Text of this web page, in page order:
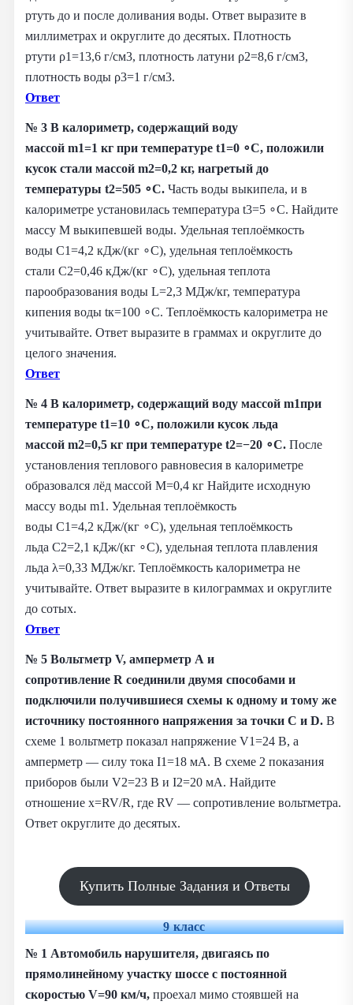
ртуть до и после доливания воды. Ответ выразите в
миллиметрах и округлите до десятых. Плотность
ртути ρ1=13,6 г/см3, плотность латуни ρ2=8,6 г/см3,
плотность воды ρ3=1 г/см3.
Ответ
№ 3 В калориметр, содержащий воду
массой m1=1 кг при температуре t1=0 ∘C, положили
кусок стали массой m2=0,2 кг, нагретый до
температуры t2=505 ∘C. Часть воды выкипела, и в
калориметре установилась температура t3=5 ∘C. Найдите
массу M выкипевшей воды. Удельная теплоёмкость
воды C1=4,2 кДж/(кг ∘С), удельная теплоёмкость
стали C2=0,46 кДж/(кг ∘С), удельная теплота
парообразования воды L=2,3 МДж/кг, температура
кипения воды tк=100 ∘C. Теплоёмкость калориметра не
учитывайте. Ответ выразите в граммах и округлите до
целого значения.
Ответ
№ 4 В калориметр, содержащий воду массой m1при
температуре t1=10 ∘C, положили кусок льда
массой m2=0,5 кг при температуре t2=−20 ∘C. После
установления теплового равновесия в калориметре
образовался лёд массой M=0,4 кг Найдите исходную
массу воды m1. Удельная теплоёмкость
воды C1=4,2 кДж/(кг ∘С), удельная теплоёмкость
льда C2=2,1 кДж/(кг ∘С), удельная теплота плавления
льда λ=0,33 МДж/кг. Теплоёмкость калориметра не
учитывайте. Ответ выразите в килограммах и округлите
до сотых.
Ответ
№ 5 Вольтметр V, амперметр A и
сопротивление R соединили двумя способами и
подключили получившиеся схемы к одному и тому же
источнику постоянного напряжения за точки C и D. В
схеме 1 вольтметр показал напряжение V1=24 В, а
амперметр — силу тока I1=18 мА. В схеме 2 показания
приборов были V2=23 В и I2=20 мА. Найдите
отношение x=RV/R, где RV — сопротивление вольтметра.
Ответ округлите до десятых.
Купить Полные Задания и Ответы
9 класс
№ 1 Автомобиль нарушителя, двигаясь по
прямолинейному участку шоссе с постоянной
скоростью V=90 км/ч, проехал мимо стоявшей на